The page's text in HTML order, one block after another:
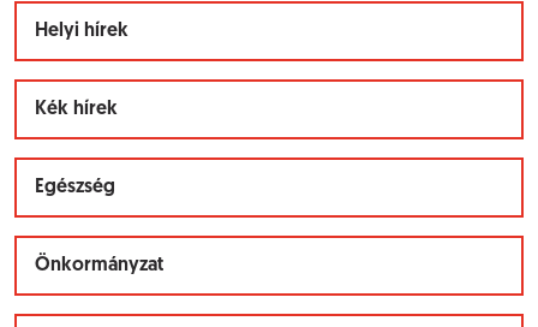
Helyi hírek
Kék hírek
Egészség
Önkormányzat